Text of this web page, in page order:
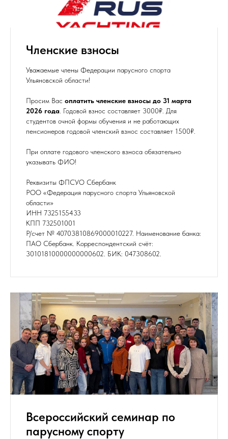
Членские взносы
Уважаемые члены Федерации парусного спорта
Ульяновской области!
Просим Вас оплатить членские взносы до 31 марта
2026 года . Годовой взнос составляет 3000₽. Для
студентов очной формы обучения и не работающих
пенсионеров годовой членский взнос составляет 1500₽.
При оплате годового членского взноса обязательно
указывать ФИО!
Реквизиты ФПСУО Сбербанк
РОО «Федерация парусного спорта Ульяновской
области»
ИНН 7325155433
КПП 732501001
Р/счет № 40703810869000010227. Наименование банка:
ПАО Сбербанк. Корреспондентский счёт:
30101810000000000602. БИК: 047308602.
Всероссийский семинар по
парусному спорту